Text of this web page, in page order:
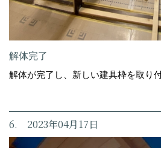
解体完了
解体が完了し、新しい建具枠を取り付
6. 2023年04月17日